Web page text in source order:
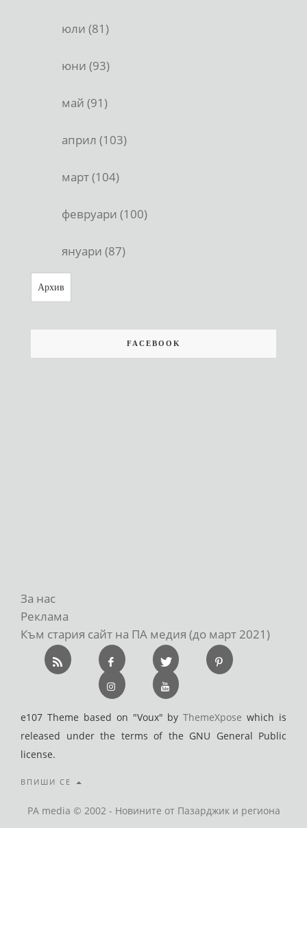
юли (81)
юни (93)
май (91)
април (103)
март (104)
февруари (100)
януари (87)
Архив
FACEBOOK
За нас
Реклама
Към стария сайт на ПА медия (до март 2021)
e107 Theme based on "Voux" byThemeXpose which is
released under the terms of the GNU General Public
license.
ВПИШИ СЕ
PA media © 2002 - Новините от Пазарджик и региона